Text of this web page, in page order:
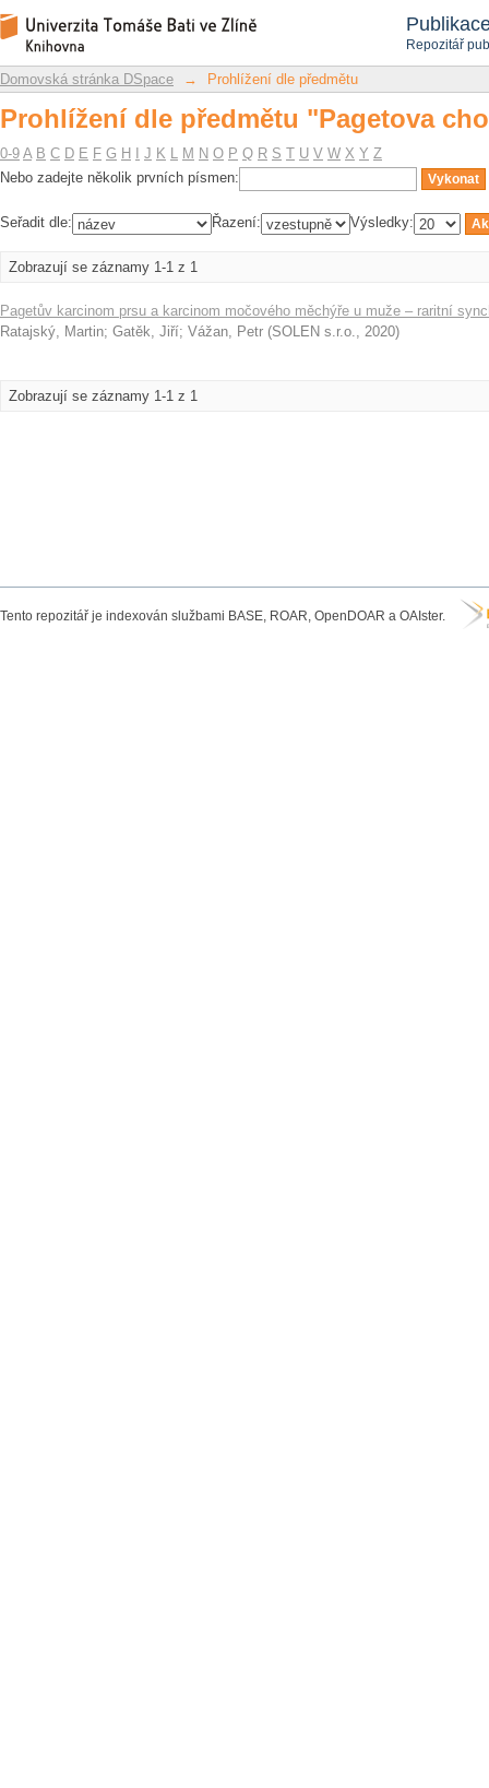
Repozitář
Prohlížení dle předmětu "Pagetova
Repozitář DSpace/Manakin
Domovská stránka DSpace → Prohlížení dle předmětu
Prohlížení dle předmětu "Pagetova
0-9 A B C D E F G H J K L M N O P Q R S T U V W X Y Z
Nebo zadejte několik prvních písmen:
Seřadit dle: Řazení: Výsledky:
Zobrazují se záznamy 1-1 z 1
Pagetův karcinom prsu a karcinom močového měchýře u muže – raritní
Ratajský, Martin; Gatěk, Jiří; Vážan, Petr (SOLEN s.r.o., 2020)
Zobrazují se záznamy 1-1 z 1
Tento repozitář je indexován službami BASE, ROAR, OpenDOAR a OAIster.